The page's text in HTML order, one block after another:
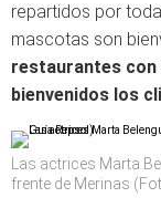
repartidos por
mascotas son
restaurantes con
bienvenidos los
Las actrices Marta
frente de Merinas